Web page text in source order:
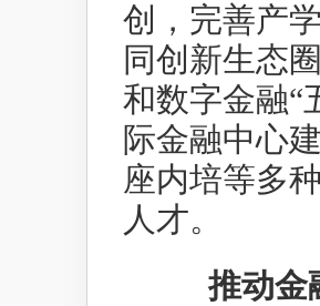
创，完善产
同创新生态
和数字金融“
际金融中心
座内培等多
人才。
推动金